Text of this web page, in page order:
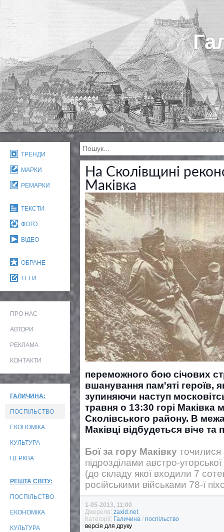
ТРЕНДИ
МАРКИ
РЕМАРКИ
ТЕКСТИ
ФОТО
ВІДЕО
ОБРАНЕ
ТЕГИ
ПРО НАС
АВТОРИ
РЕКЛАМА
КОНТАКТИ
ГАЛИЧИНА:
ПОСПІЛЬСТВО
ЕКОНОМІКА
КУЛЬТУРА
ЦЕРКВА
РЕШТА СВІТУ:
ПОСПІЛЬСТВО
ЕКОНОМІКА
КУЛЬТУРА
На Сколівщині
Маківка
переможного бою січових
вшанування пам'яті героїв,
зупиняючи наступ
травня о 13:30 горі
Сколівського району. В
Маківці відбудеться віче
Бої за гору Маківку точилися
підрозділами австро-
(до складу якої входили 7
російськими військами 78-ї
1-05-2013, 11:00
Джерело: zaxid.net
Категорії: Галичина / поспільство
версія для друку